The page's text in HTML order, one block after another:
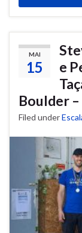
MAI
15
e
Boulder
Filed under